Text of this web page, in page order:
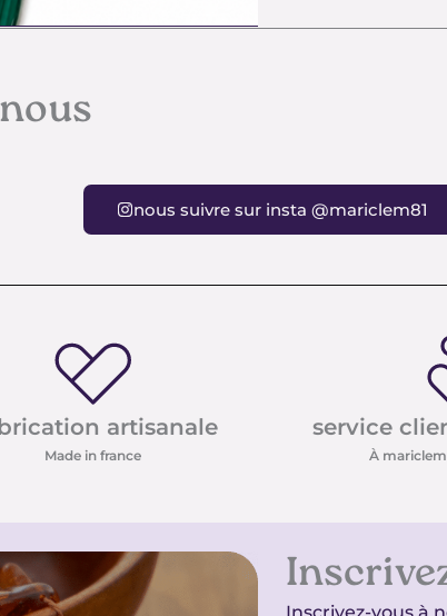
nous suivre sur insta @mariclem81
artisanale
Made in france
service
À